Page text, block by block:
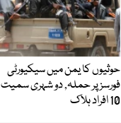
حوثیوں کا یمن میں سیکیورٹی
فورسز پر حملہ, دو شہری سمیت
10 افراد ہلاک